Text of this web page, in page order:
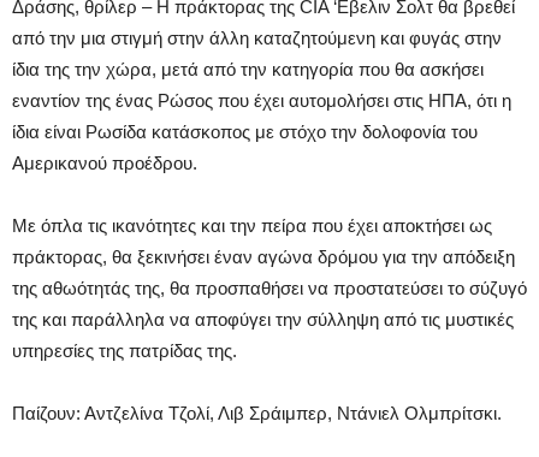
Δράσης, θρίλερ – Η πράκτορας της CIA ‘Εβελιν Σολτ θα βρεθεί
από την μια στιγμή στην άλλη καταζητούμενη και φυγάς στην
ίδια της την χώρα, μετά από την κατηγορία που θα ασκήσει
εναντίον της ένας Ρώσος που έχει αυτομολήσει στις ΗΠΑ, ότι η
ίδια είναι Ρωσίδα κατάσκοπος με στόχο την δολοφονία του
Αμερικανού προέδρου.
Με όπλα τις ικανότητες και την πείρα που έχει αποκτήσει ως
πράκτορας, θα ξεκινήσει έναν αγώνα δρόμου για την απόδειξη
της αθωότητάς της, θα προσπαθήσει να προστατεύσει το σύζυγό
της και παράλληλα να αποφύγει την σύλληψη από τις μυστικές
υπηρεσίες της πατρίδας της.
Παίζουν: Αντζελίνα Τζολί, Λιβ Σράιμπερ, Ντάνιελ Ολμπρίτσκι.